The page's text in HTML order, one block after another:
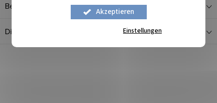
Akzeptieren
Einstellungen
Bewertung
Diskussion